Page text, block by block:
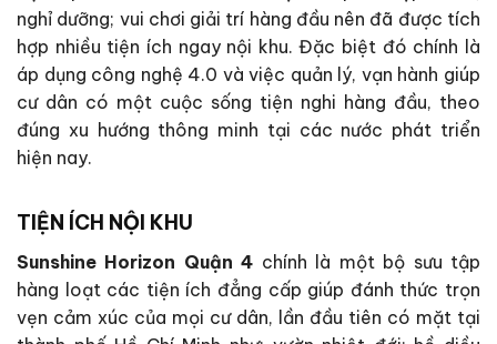
nghỉ dưỡng; vui chơi giải trí hàng đầu nên đã được tích
hợp nhiều tiện ích ngay nội khu. Đặc biệt đó chính là
áp dụng công nghệ 4.0 và việc quản lý, vạn hành giúp
cư dân có một cuộc sống tiện nghi hàng đầu, theo
đúng xu hướng thông minh tại các nước phát triển
hiện nay.
TIỆN ÍCH NỘI KHU
Sunshine Horizon Quận 4 chính là một bộ sưu tập
hàng loạt các tiện ích đẳng cấp giúp đánh thức trọn
vẹn cảm xúc của mọi cư dân, lần đầu tiên có mặt tại